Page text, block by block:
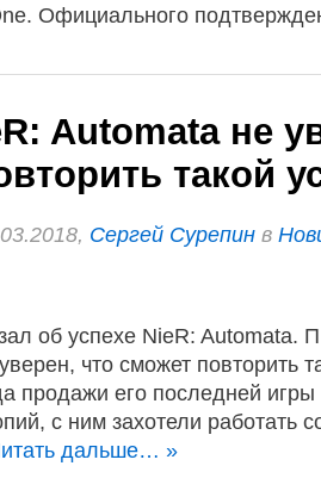
Официального
Automata не
такой
Сергей Сурепин в
об успехе NieR: Automata.
что сможет повторить
продажи его последней игры
с ним захотели работать
дальше… »